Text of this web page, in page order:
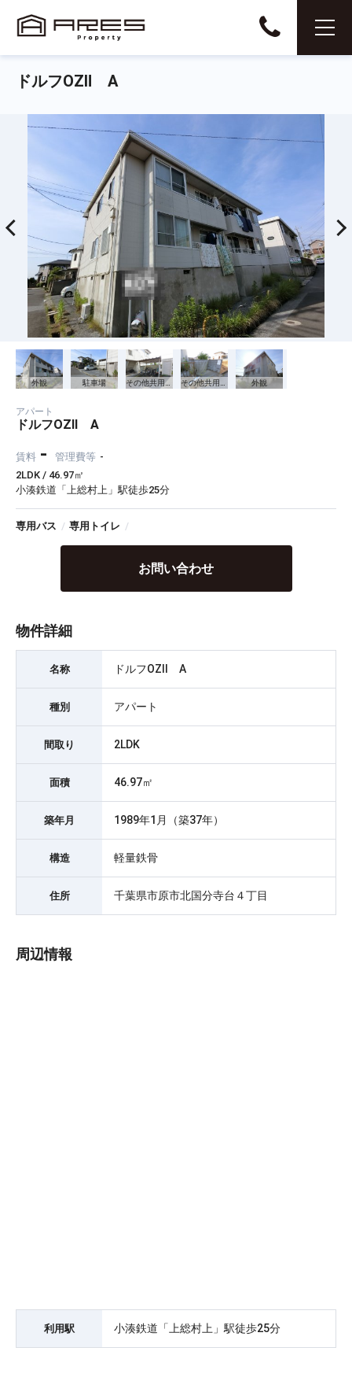
ドルフOZⅡ A
外観 駐車場 その他共用部分 外観
アパート
ドルフOZⅡ A
賃料 - 管理費等 -
2LDK / 46.97㎡
小湊鉄道「上総村上」駅徒歩25分
専用バス / 専用トイレ /
お問い合わせ
物件詳細
名称 ドルフOZⅡ A
種別 アパート
間取り 2LDK
面積 46.97㎡
築年月 1989年1月（築37年）
構造 軽量鉄骨
住所 千葉県市原市北国分寺台４丁目
周辺情報
利用駅 小湊鉄道「上総村上」駅徒歩25分